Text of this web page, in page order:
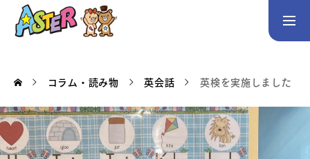
トップページ
コース案内
英会話／プログラミング／3Dデザイン／学童保育
コラム・読み物 英会話 英検を実施しました